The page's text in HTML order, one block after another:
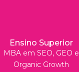
Ensino Superior
MBA em SEO, GEO e
Organic Growth